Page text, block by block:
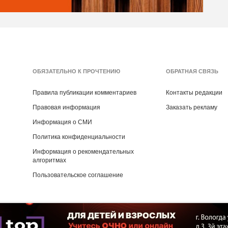
ОБЯЗАТЕЛЬНО К ПРОЧТЕНИЮ
Правила публикации комментариев
Правовая информация
Информация о СМИ
Политика конфиденциальности
Информация о рекомендательных
алгоритмах
Пользовательское соглашение
ОБРАТНАЯ СВЯЗЬ
Контакты редакции
Заказать рекламу